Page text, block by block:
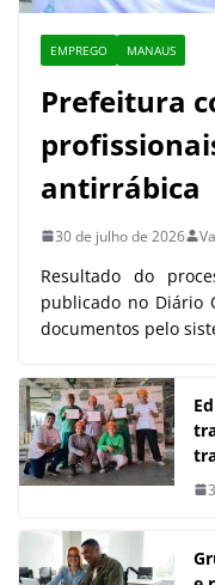
EMPREGO MANAUS
Prefeitura
antirrábica
30 de julho de 2026
Resultado do
publicado no Diário
documentos pelo